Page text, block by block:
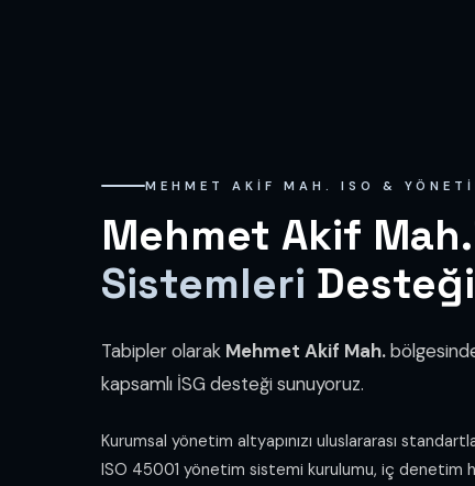
MEHMET AKIF MAH. ISO &
Mehmet Akif
Sistemleri Desteği
Tabipler olarak Mehmet Akif Mah.
kapsamlı İSG desteği sunuyoruz.
Kurumsal yönetim altyapınızı uluslararası
ISO 45001 yönetim sistemi kurulumu, iç denetim